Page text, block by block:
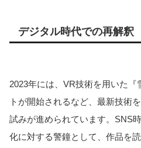
デジタル時代での再解釈
2023年には、VR技術を用いた
トが開始されるなど、最新技術
試みが進められています。SNS
化に対する警鐘として、作品を